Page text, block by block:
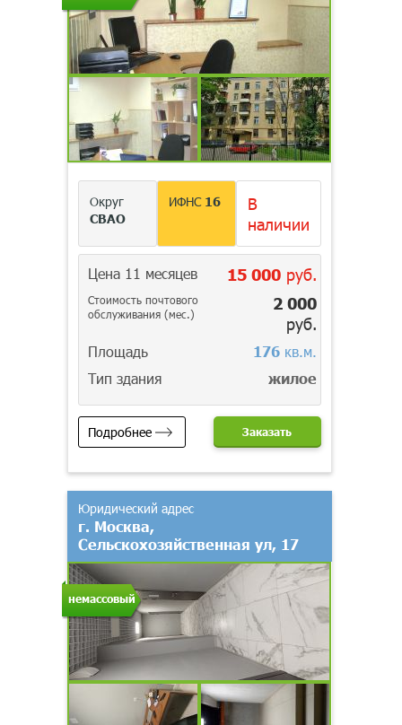
Округ
СВАО
ИФНС 16
В
наличии
Цена 11 месяцев 15 000руб.
Стоимость почтового
обслуживания (мес.)
2 000
руб.
Площадь 176кв.м.
Тип здания
жилое
Подробнее Заказать
немассовый
Юридический адрес
г. Москва,
Сельскохозяйственная ул, 17